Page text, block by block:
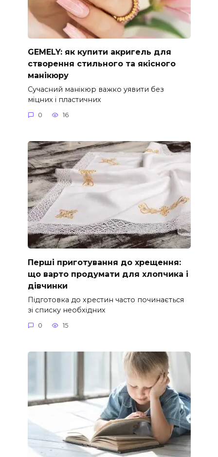
GEMELY: як купити акригель для
створення стильного та якісного
манікюру
Сучасний манікюр важко уявити без
міцних і пластичних
0 16
Перші приготування до хрещення:
що варто продумати для хлопчика і
дівчинки
Підготовка до хрестин часто починається
зі списку необхідних
0 15